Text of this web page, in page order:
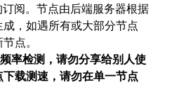
阅。节点由后端服务器根据
，如遇所有或大部分节点
点。
率检测，请勿分享给别人使
载测速，请勿在单一节点